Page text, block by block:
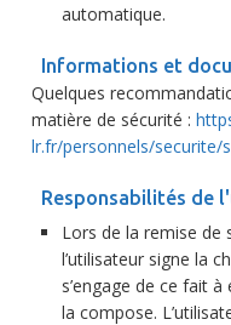
automatique.
Informations et
Quelques
matière de sécurité :
lr.fr/personnels/securite/
Responsabilités de
Lors de la remise de
l’utilisateur signe la
s’engage de ce fait
la compose.